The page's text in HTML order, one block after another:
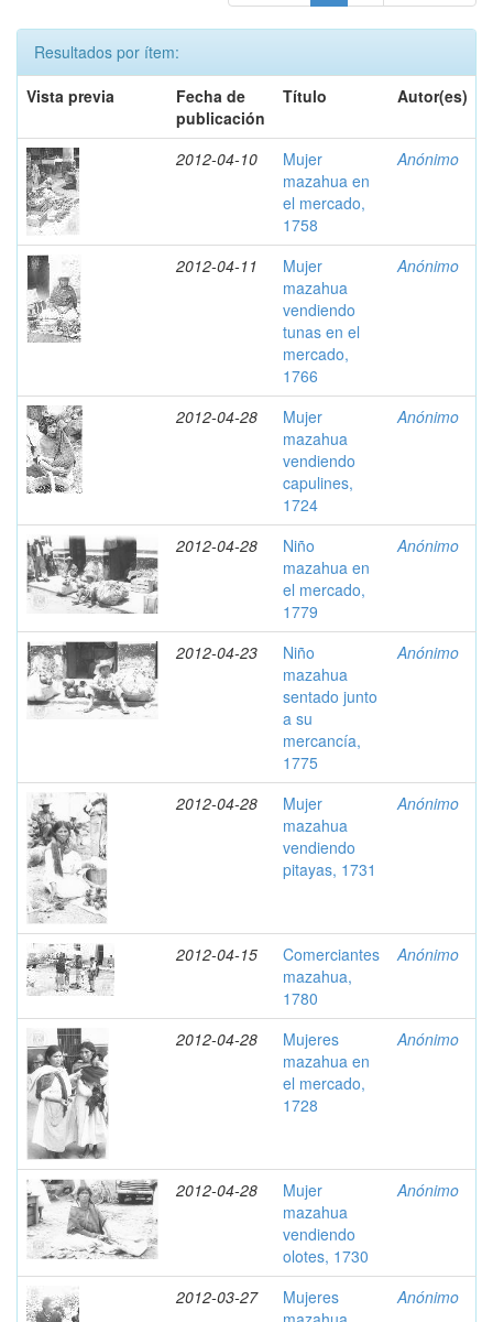
Resultados por ítem:
Vista previa
Fecha de
publicación
Título Autor(es)
2012-04-10
Mujer
mazahua en
el mercado,
1758
Anónimo
2012-04-11
Mujer
mazahua
vendiendo
tunas en el
mercado,
1766
Anónimo
2012-04-28
Mujer
mazahua
vendiendo
capulines,
1724
Anónimo
2012-04-28
Niño
mazahua en
el mercado,
1779
Anónimo
2012-04-23
Niño
mazahua
sentado junto
a su
mercancía,
1775
Anónimo
2012-04-28
Mujer
mazahua
vendiendo
pitayas, 1731
Anónimo
2012-04-15
Comerciantes
mazahua,
1780
Anónimo
2012-04-28
Mujeres
mazahua en
el mercado,
1728
Anónimo
2012-04-28
Mujer
mazahua
vendiendo
olotes, 1730
Anónimo
2012-03-27
Mujeres
Anónimo